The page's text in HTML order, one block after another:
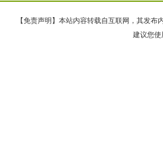
【免责声明】本站内容转载自互联网，其发
建议您使